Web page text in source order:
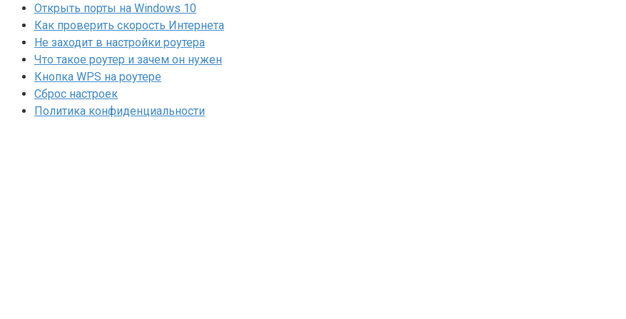
Открыть порты на Windows 10
Как проверить скорость Интернета
Не заходит в настройки роутера
Что такое роутер и зачем он нужен
Кнопка WPS на роутере
Сброс настроек
Политика конфиденциальности